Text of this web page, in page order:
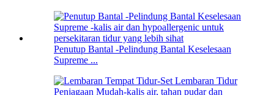
Penutup Bantal -Pelindung Bantal Keselesaan
Supreme ...